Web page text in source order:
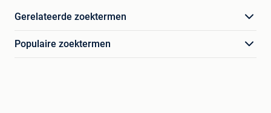
Gerelateerde zoektermen
Populaire zoektermen